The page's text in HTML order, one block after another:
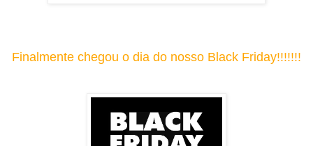
Finalmente chegou o dia do nosso Black Friday!!!!!!!